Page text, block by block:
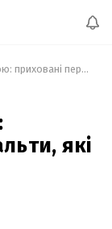
Не Валлеттою єдиною: приховані перлини Мальти, які здивують туристів
які